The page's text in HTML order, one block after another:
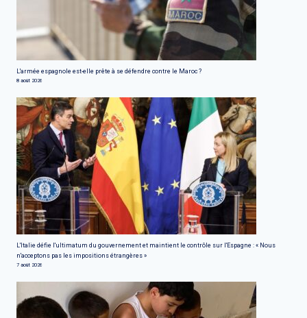
L'armée espagnole est-elle prête à se défendre contre le Maroc ?
8 août 2026
L'Italie défie l'ultimatum du gouvernement et maintient le contrôle sur l'Espagne : « Nous
n'acceptons pas les impositions étrangères »
7 août 2026